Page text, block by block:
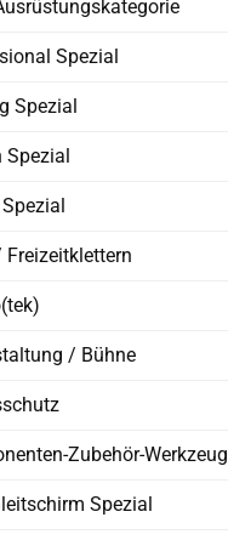
Spezial
Spezial
Spezial
Freizeitklettern
/ Bühne
Zubehör-Werkzeug
Spezial